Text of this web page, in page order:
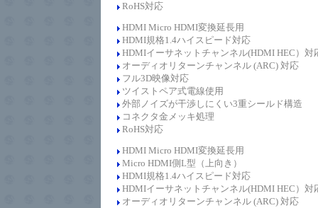
RoHS対応
HDMI Micro HDMI変換延長用
HDMI規格1.4ハイスピード対応
HDMIイーサネットチャンネル(HDMI HEC）対
オーディオリターンチャンネル (ARC) 対応
フル3D映像対応
ツイストペア式電線使用
外部ノイズが干渉しにくい3重シールド構造
コネクタ金メッキ処理
RoHS対応
HDMI Micro HDMI変換延長用
Micro HDMI側L型（上向き）
HDMI規格1.4ハイスピード対応
HDMIイーサネットチャンネル(HDMI HEC）対
オーディオリターンチャンネル (ARC) 対応